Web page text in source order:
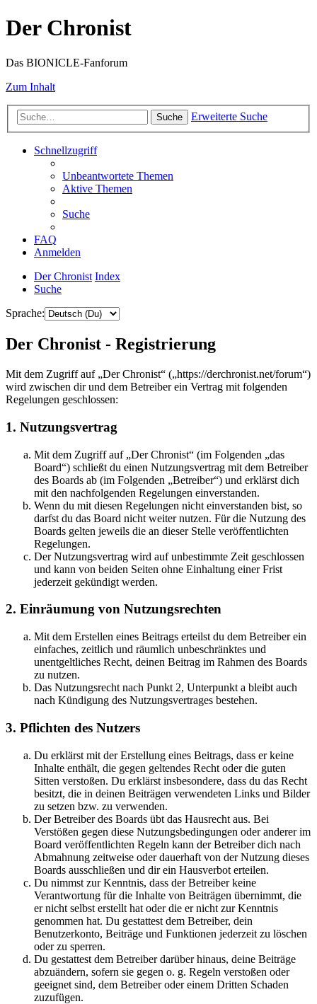
Der Chronist
Das BIONICLE-Fanforum
Zum Inhalt
Suche Erweiterte Suche
Schnellzugriff
Unbeantwortete Themen
Aktive Themen
Suche
FAQ
Anmelden
Der Chronist Index
Suche
Sprache:
Der Chronist - Registrierung
Mit dem Zugriff auf „Der Chronist“ („https://derchronist.net/forum“)
wird zwischen dir und dem Betreiber ein Vertrag mit folgenden
Regelungen geschlossen:
1. Nutzungsvertrag
Mit dem Zugriff auf „Der Chronist“ (im Folgenden „das
Board“) schließt du einen Nutzungsvertrag mit dem Betreiber
des Boards ab (im Folgenden „Betreiber“) und erklärst dich
mit den nachfolgenden Regelungen einverstanden.
Wenn du mit diesen Regelungen nicht einverstanden bist, so
darfst du das Board nicht weiter nutzen. Für die Nutzung des
Boards gelten jeweils die an dieser Stelle veröffentlichten
Regelungen.
Der Nutzungsvertrag wird auf unbestimmte Zeit geschlossen
und kann von beiden Seiten ohne Einhaltung einer Frist
jederzeit gekündigt werden.
2. Einräumung von Nutzungsrechten
Mit dem Erstellen eines Beitrags erteilst du dem Betreiber ein
einfaches, zeitlich und räumlich unbeschränktes und
unentgeltliches Recht, deinen Beitrag im Rahmen des Boards
zu nutzen.
Das Nutzungsrecht nach Punkt 2, Unterpunkt a bleibt auch
nach Kündigung des Nutzungsvertrages bestehen.
3. Pflichten des Nutzers
Du erklärst mit der Erstellung eines Beitrags, dass er keine
Inhalte enthält, die gegen geltendes Recht oder die guten
Sitten verstoßen. Du erklärst insbesondere, dass du das Recht
besitzt, die in deinen Beiträgen verwendeten Links und Bilder
zu setzen bzw. zu verwenden.
Der Betreiber des Boards übt das Hausrecht aus. Bei
Verstößen gegen diese Nutzungsbedingungen oder anderer im
Board veröffentlichten Regeln kann der Betreiber dich nach
Abmahnung zeitweise oder dauerhaft von der Nutzung dieses
Boards ausschließen und dir ein Hausverbot erteilen.
Du nimmst zur Kenntnis, dass der Betreiber keine
Verantwortung für die Inhalte von Beiträgen übernimmt, die
er nicht selbst erstellt hat oder die er nicht zur Kenntnis
genommen hat. Du gestattest dem Betreiber, dein
Benutzerkonto, Beiträge und Funktionen jederzeit zu löschen
oder zu sperren.
Du gestattest dem Betreiber darüber hinaus, deine Beiträge
abzuändern, sofern sie gegen o. g. Regeln verstoßen oder
geeignet sind, dem Betreiber oder einem Dritten Schaden
zuzufügen.